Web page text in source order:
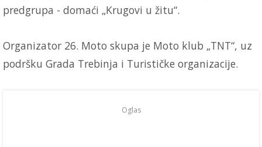
predgrupa - domaći „Krugovi u žitu“.
Organizator 26. Moto skupa je Moto klub „TNT“, uz
podršku Grada Trebinja i Turističke organizacije.
Oglas